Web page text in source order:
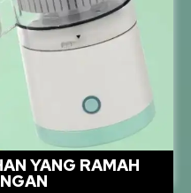
YANG RAMAH